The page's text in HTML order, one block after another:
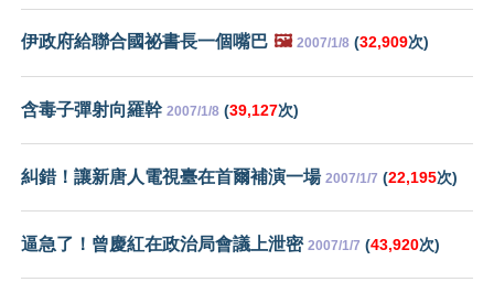
伊政府給聯合國祕書長一個嘴巴 🖼️ 2007/1/8 (32,909次)
含毒子彈射向羅幹 2007/1/8 (39,127次)
糾錯！讓新唐人電視臺在首爾補演一場 2007/1/7 (22,195次)
逼急了！曾慶紅在政治局會議上泄密 2007/1/7 (43,920次)